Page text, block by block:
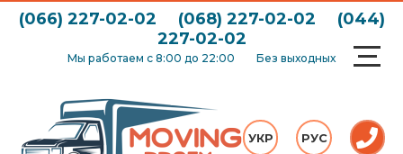
(066) 227-02-02 (068) 227-02-02
(044)
227-02-02
Мы работаем с 8:00 до 22:00 Без выходных
УКР РУС